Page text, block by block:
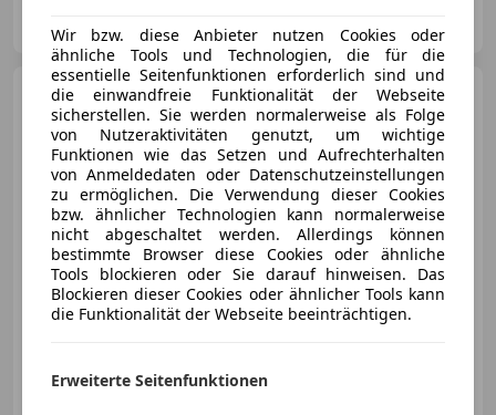
AT-4850 Timelkam
Mazda 3
Mazda3 e-Skyactiv-
G140 Centre-Line Aut.
€ 27 850
- (Erstzulassung) 0 km
Elektro/Benzin
Wir bzw. diese Anbieter nutzen Cookies oder
ähnliche Tools und Technologien, die für die
essentielle Seitenfunktionen erforderlich sind und
die einwandfreie Funktionalität der Webseite
sicherstellen. Sie werden normalerweise als Folge
von Nutzeraktivitäten genutzt, um wichtige
Funktionen wie das Setzen und Aufrechterhalten
von Anmeldedaten oder Datenschutzeinstellungen
zu ermöglichen. Die Verwendung dieser Cookies
bzw. ähnlicher Technologien kann normalerweise
nicht abgeschaltet werden. Allerdings können
bestimmte Browser diese Cookies oder ähnliche
Tools blockieren oder Sie darauf hinweisen. Das
Blockieren dieser Cookies oder ähnlicher Tools kann
die Funktionalität der Webseite beeinträchtigen.
Erweiterte Seitenfunktionen